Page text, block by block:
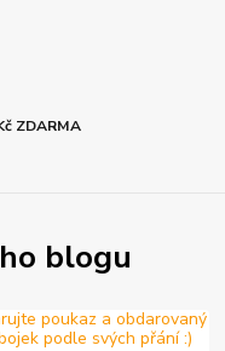
ZDARMA
blogu